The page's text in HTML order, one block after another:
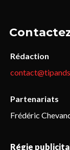
Rédaction
Partenariats
Frédéric
Régie